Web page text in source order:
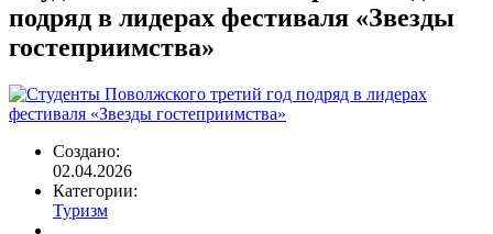
подряд в лидерах фестиваля «Звезды
гостеприимства»
Создано:
02.04.2026
Категории:
Туризм